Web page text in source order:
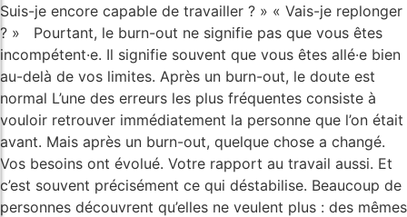
Suis-je encore capable de travailler ? » « Vais-je replonger
? » Pourtant, le burn-out ne signifie pas que vous êtes
incompétent·e. Il signifie souvent que vous êtes allé·e bien
au-delà de vos limites. Après un burn-out, le doute est
normal L’une des erreurs les plus fréquentes consiste à
vouloir retrouver immédiatement la personne que l’on était
avant. Mais après un burn-out, quelque chose a changé.
Vos besoins ont évolué. Votre rapport au travail aussi. Et
c’est souvent précisément ce qui déstabilise. Beaucoup de
personnes découvrent qu’elles ne veulent plus : des mêmes